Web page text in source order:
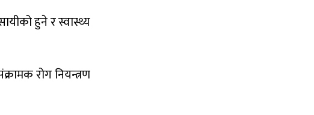
हुने र स्वास्थ्य
रोग नियन्त्रण